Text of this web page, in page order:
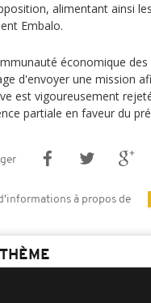
alimentant ainsi
Embalo.
économique des
d'envoyer une mission
est vigoureusement
partiale en faveur du
à propos de